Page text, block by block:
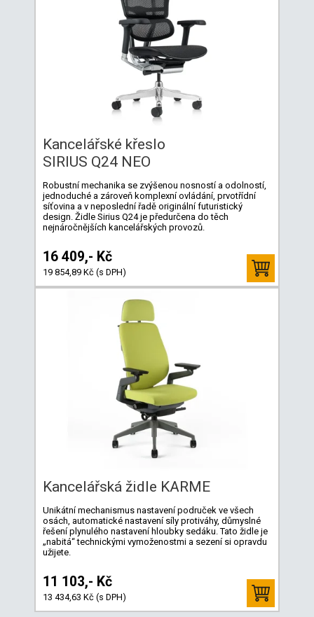
Kancelářské křeslo
SIRIUS Q24 NEO
Robustní mechanika se zvýšenou nosností a odolností,
jednoduché a zároveň komplexní ovládání, prvotřídní
síťovina a v neposlední řadě originální futuristický
design. Židle Sirius Q24 je předurčena do těch
nejnáročnějších kancelářských provozů.
16 409,- Kč
19 854,89 Kč (s DPH)
Kancelářská židle KARME
Unikátní mechanismus nastavení područek ve všech
osách, automatické nastavení síly protiváhy, důmyslné
řešení plynulého nastavení hloubky sedáku. Tato židle je
„nabitá“ technickými vymoženostmi a sezení si opravdu
užijete.
11 103,- Kč
13 434,63 Kč (s DPH)